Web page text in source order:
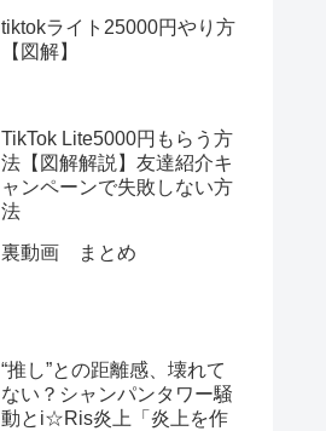
tiktokライト25000円やり方
【図解】
TikTok Lite5000円もらう方
法【図解解説】友達紹介キ
ャンペーンで失敗しない方
法
裏動画 まとめ
“推し”との距離感、壊れて
ない？シャンパンタワー騒
動とi☆Ris炎上「炎上を作